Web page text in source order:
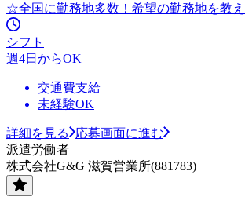
☆全国に勤務地多数！希望の勤務地を教
シフト
週4日からOK
交通費支給
未経験OK
詳細を見る
応募画面に進む
派遣労働者
株式会社G&G 滋賀営業所(881783)